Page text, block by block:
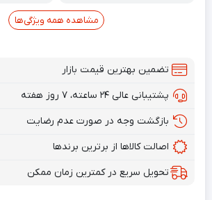
یری واضح‌تر
ه می‌دهد و
مشاهده همه ویژگی‌ها
تضمین بهترین قیمت بازار
پشتیبانی عالی ۲۴ ساعته، ۷ روز هفته
بازگشت وجه در صورت عدم رضایت
اصالت کالاها از برترین برندها
تحویل سریع در کمترین زمان ممکن